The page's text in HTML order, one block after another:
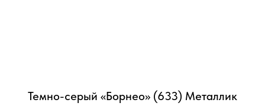
Темно-серый «Борнео» (633) Металлик